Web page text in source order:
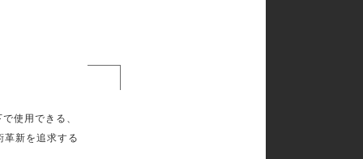
使用できる、
新を追求する